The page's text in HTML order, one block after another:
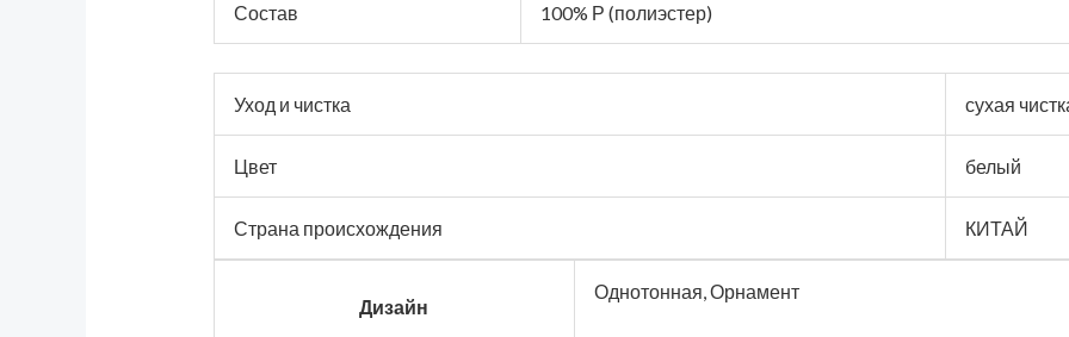
Состав 100% Р (полиэстер)
Уход и чистка сухая
Цвет белый
Страна происхождения КИТАЙ
Дизайн
Однотонная, Орнамент